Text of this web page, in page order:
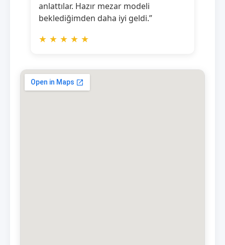
anlattılar. Hazır mezar modeli
beklediğimden daha iyi geldi.”
★ ★ ★ ★ ★